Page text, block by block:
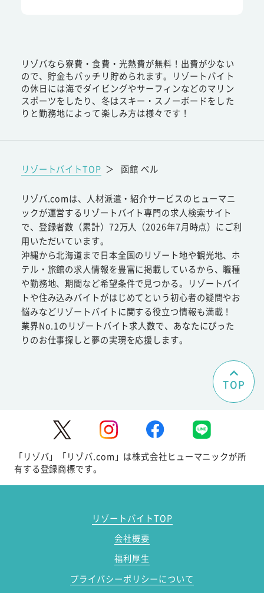
リゾバなら寮費・食費・光熱費が無料！出費が少ない
ので、貯金もバッチリ貯められます。リゾートバイト
の休日には海でダイビングやサーフィンなどのマリン
スポーツをしたり、冬はスキー・スノーボードをした
りと勤務地によって楽しみ方は様々です！
リゾートバイトTOP ＞ 函館 ベル
リゾバ.comは、人材派遣・紹介サービスのヒューマニ
ックが運営するリゾートバイト専門の求人検索サイト
で、登録者数（累計）72万人（2026年7月時点）にご利
用いただいています。
沖縄から北海道まで日本全国のリゾート地や観光地、ホ
テル・旅館の求人情報を豊富に掲載しているから、職種
や勤務地、期間など希望条件で見つかる。リゾートバイ
トや住み込みバイトがはじめてという初心者の疑問やお
悩みなどリゾートバイトに関する役立つ情報も満載！
業界No.1のリゾートバイト求人数で、あなたにぴった
りのお仕事探しと夢の実現を応援します。
TOP
「リゾバ」「リゾバ.com」は株式会社ヒューマニックが所
有する登録商標です。
リゾートバイトTOP
会社概要
福利厚生
プライバシーポリシーについて